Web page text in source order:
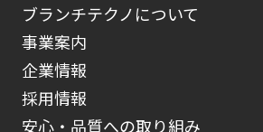
ブランチテクノについて
事業案内
企業情報
採用情報
安心・品質への取り組み